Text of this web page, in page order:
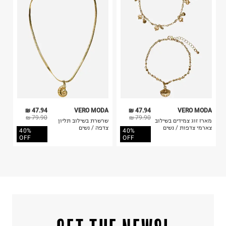
קריית שדה התעופה
47.94 ₪
79.90 ₪
40%
OFF
VERO MODA
שרשרת בשילוב תליון
צדפה / נשים
47.94 ₪
79.90 ₪
40%
OFF
VERO MODA
מארז זוג צמידים בשילוב
צארמי צדפות / נשים